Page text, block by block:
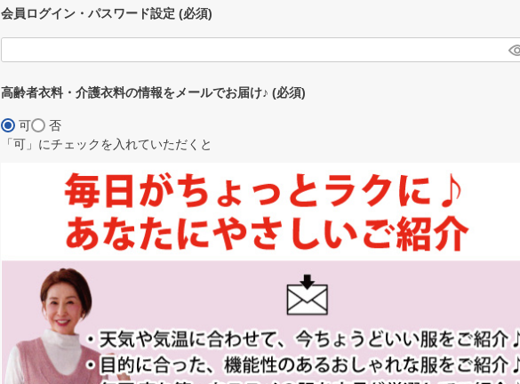
会員ログイン・パスワード設定 (必須)
高齢者衣料・介護衣料の情報をメールでお届け♪ (必須)
可
否
「可」にチェックを入れていただくと